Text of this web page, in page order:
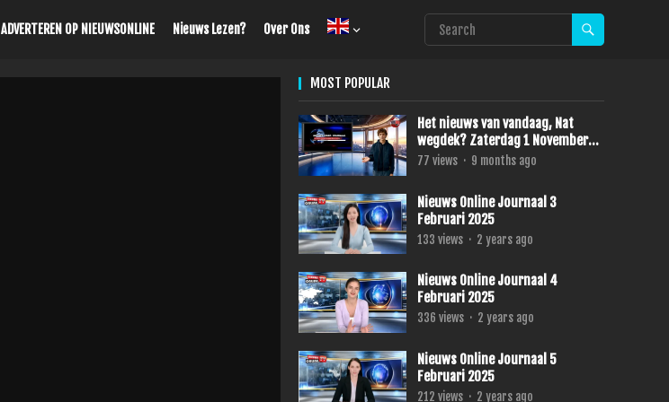
ADVERTEREN OP NIEUWSONLINE Nieuws Lezen? Over Ons
MOST POPULAR
Het nieuws van vandaag, Nat
wegdek? Zaterdag 1 November
2025
77 views · 9 months ago
Nieuws Online Journaal 3
Februari 2025
133 views · 2 years ago
Nieuws Online Journaal 4
Februari 2025
336 views · 2 years ago
Nieuws Online Journaal 5
Februari 2025
212 views · 2 years ago